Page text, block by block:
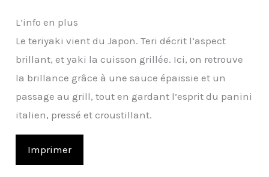
L’info en plus
Le teriyaki vient du Japon. Teri décrit l’aspect
brillant, et yaki la cuisson grillée. Ici, on retrouve
la brillance grâce à une sauce épaissie et un
passage au grill, tout en gardant l’esprit du panini
italien, pressé et croustillant.
Imprimer